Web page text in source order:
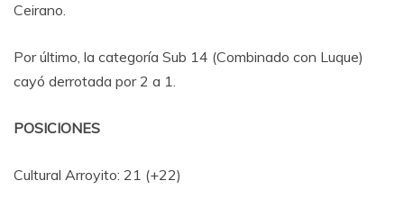
Ceirano.
Por último, la categoría Sub 14 (Combinado con Luque)
cayó derrotada por 2 a 1.
POSICIONES
Cultural Arroyito: 21 (+22)